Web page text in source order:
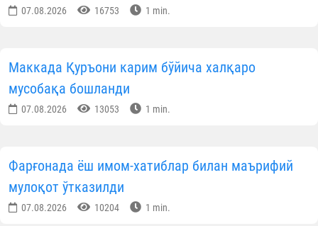
07.08.2026 16753 1 min.
Маккада Қуръони карим бўйича халқаро
мусобақа бошланди
07.08.2026 13053 1 min.
Фарғонада ёш имом-хатиблар билан маърифий
мулоқот ўтказилди
07.08.2026 10204 1 min.